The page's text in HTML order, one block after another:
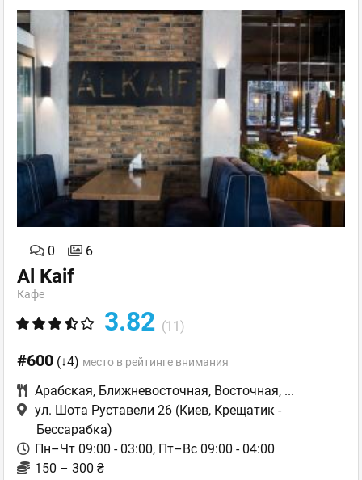
0 6
Al Kaif
Кафе
3.82 (11)
#600 (↓4) место в рейтинге внимания
Арабская, Ближневосточная, Восточная, ...
ул. Шота Руставели 26 (Киев, Крещатик -
Бессарабка)
Пн–Чт 09:00 - 03:00, Пт–Вс 09:00 - 04:00
150 – 300 ₴